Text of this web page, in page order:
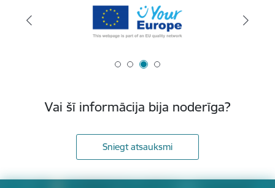
Vai šī informācija bija noderīga?
Sniegt atsauksmi